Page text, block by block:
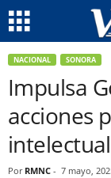
NACIONAL SONORA
Impulsa
acciones
Por RMNC - 7 mayo,